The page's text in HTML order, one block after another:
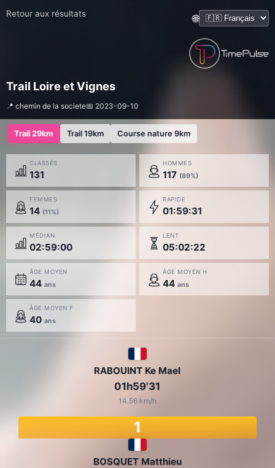
Retour aux résultats 🌐
Trail Loire et Vignes
📍 chemin de la societe📅 2023-09-10
Trail 29km Trail 19km Course nature 9km
CLASSÉS
131
HOMMES
117 (89%)
FEMMES
14 (11%)
RAPIDE
01:59:31
MÉDIAN
02:59:00
LENT
05:02:22
ÂGE MOYEN
44 ans
ÂGE MOYEN H
44 ans
ÂGE MOYEN F
40 ans
BOSQUET Matthieu
RABOUINT Ke Mael
01h59'31
14.56 km/h
1